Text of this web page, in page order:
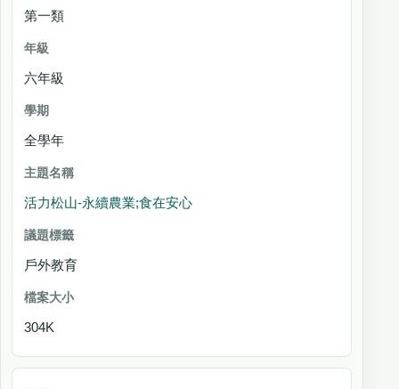
第一類
六年級
全學年
活力松山-永續農業;食在安心
戶外教育
304K